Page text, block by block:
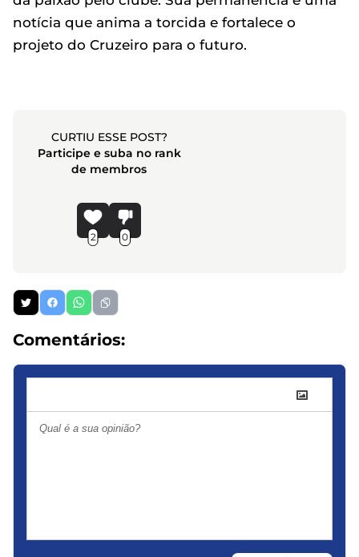
notícia que anima a torcida e fortalece o
projeto do Cruzeiro para o futuro.
CURTIU ESSE POST?
Participe e suba no rank
de membros
2 0
Comentários: